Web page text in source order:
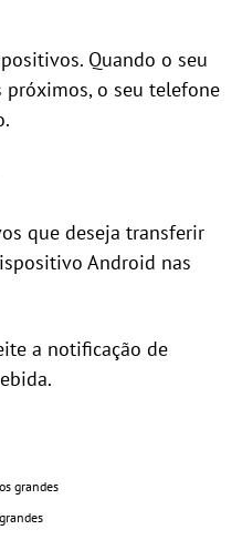
Quando o seu
próximos, o seu telefone
que deseja transferir
Android nas
a notificação de
grandes